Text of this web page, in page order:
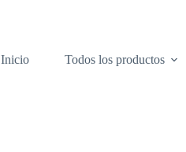
Inicio
Todos los productos